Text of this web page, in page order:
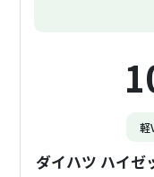
軽
ダイハツ ハイゼ